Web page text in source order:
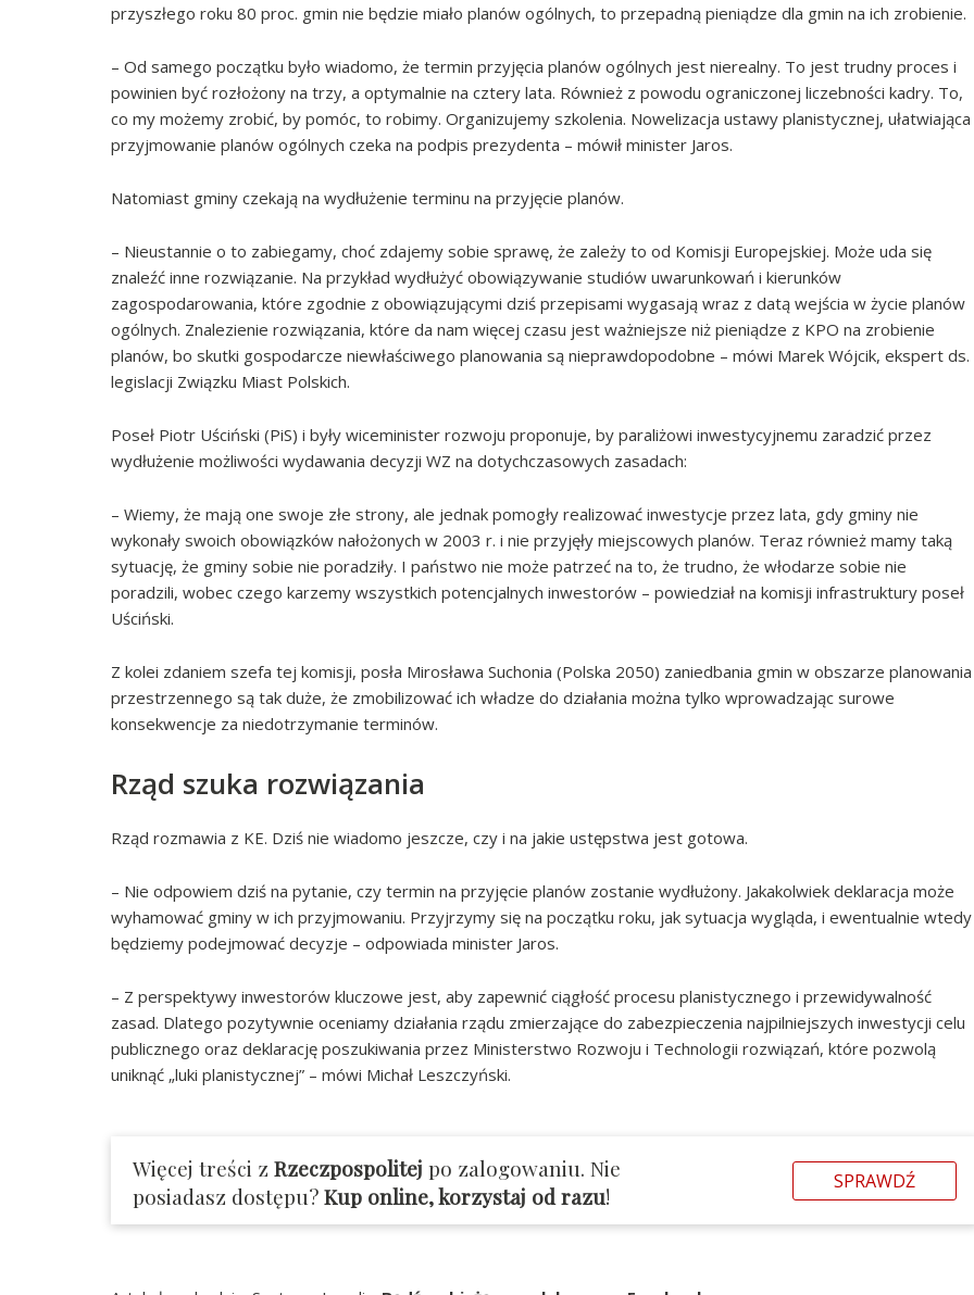
przyszłego roku 80 proc. gmin nie będzie miało planów ogólnych, to przepadną pieniądze dla gmin na ich zrobienie.
– Od samego początku było wiadomo, że termin przyjęcia planów ogólnych jest nierealny. To jest trudny proces i
powinien być rozłożony na trzy, a optymalnie na cztery lata. Również z powodu ograniczonej liczebności kadry. To,
co my możemy zrobić, by pomóc, to robimy. Organizujemy szkolenia. Nowelizacja ustawy planistycznej, ułatwiająca
przyjmowanie planów ogólnych czeka na podpis prezydenta – mówił minister Jaros.
Natomiast gminy czekają na wydłużenie terminu na przyjęcie planów.
– Nieustannie o to zabiegamy, choć zdajemy sobie sprawę, że zależy to od Komisji Europejskiej. Może uda się
znaleźć inne rozwiązanie. Na przykład wydłużyć obowiązywanie studiów uwarunkowań i kierunków
zagospodarowania, które zgodnie z obowiązującymi dziś przepisami wygasają wraz z datą wejścia w życie planów
ogólnych. Znalezienie rozwiązania, które da nam więcej czasu jest ważniejsze niż pieniądze z KPO na zrobienie
planów, bo skutki gospodarcze niewłaściwego planowania są nieprawdopodobne – mówi Marek Wójcik, ekspert ds.
legislacji Związku Miast Polskich.
Poseł Piotr Uściński (PiS) i były wiceminister rozwoju proponuje, by paraliżowi inwestycyjnemu zaradzić przez
wydłużenie możliwości wydawania decyzji WZ na dotychczasowych zasadach:
– Wiemy, że mają one swoje złe strony, ale jednak pomogły realizować inwestycje przez lata, gdy gminy nie
wykonały swoich obowiązków nałożonych w 2003 r. i nie przyjęły miejscowych planów. Teraz również mamy taką
sytuację, że gminy sobie nie poradziły. I państwo nie może patrzeć na to, że trudno, że włodarze sobie nie
poradzili, wobec czego karzemy wszystkich potencjalnych inwestorów – powiedział na komisji infrastruktury poseł
Uściński.
Z kolei zdaniem szefa tej komisji, posła Mirosława Suchonia (Polska 2050) zaniedbania gmin w obszarze planowania
przestrzennego są tak duże, że zmobilizować ich władze do działania można tylko wprowadzając surowe
konsekwencje za niedotrzymanie terminów.
Rząd szuka rozwiązania
Rząd rozmawia z KE. Dziś nie wiadomo jeszcze, czy i na jakie ustępstwa jest gotowa.
– Nie odpowiem dziś na pytanie, czy termin na przyjęcie planów zostanie wydłużony. Jakakolwiek deklaracja może
wyhamować gminy w ich przyjmowaniu. Przyjrzymy się na początku roku, jak sytuacja wygląda, i ewentualnie wtedy
będziemy podejmować decyzje – odpowiada minister Jaros.
– Z perspektywy inwestorów kluczowe jest, aby zapewnić ciągłość procesu planistycznego i przewidywalność
zasad. Dlatego pozytywnie oceniamy działania rządu zmierzające do zabezpieczenia najpilniejszych inwestycji celu
publicznego oraz deklarację poszukiwania przez Ministerstwo Rozwoju i Technologii rozwiązań, które pozwolą
uniknąć „luki planistycznej” – mówi Michał Leszczyński.
Więcej treści z Rzeczpospolitej po zalogowaniu. Nie
posiadasz dostępu?Kup online, korzystaj od razu!
SPRAWDŹ